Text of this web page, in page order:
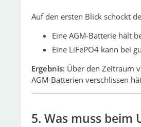
Auf den ersten Blick schockt
Eine AGM-Batterie hält
Eine LiFePO4 kann bei
Ergebnis: Über den Zeitraum
AGM-Batterien verschlissen
5. Was muss beim